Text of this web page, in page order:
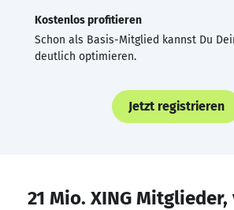
Kostenlos profitieren
Schon als Basis-Mitglied kannst Du
deutlich optimieren.
Jetzt registrieren
21 Mio. XING